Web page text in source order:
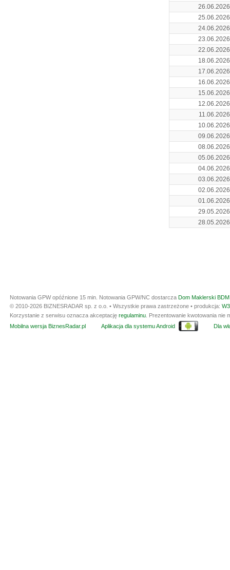
26.06.2026
25.06.2026
24.06.2026
23.06.2026
22.06.2026
18.06.2026
17.06.2026
16.06.2026
15.06.2026
12.06.2026
11.06.2026
10.06.2026
09.06.2026
08.06.2026
05.06.2026
04.06.2026
03.06.2026
02.06.2026
01.06.2026
29.05.2026
28.05.2026
Notowania GPW opóźnione 15 min. Notowania GPW/NC dostarcza Dom Maklerski
© 2010-2026 BIZNESRADAR sp. z o.o. • Wszystkie prawa zastrzeżone • produkcja:
Korzystanie z serwisu oznacza akceptację regulaminu . Prezentowanie kwotowania
Mobilna wersja BiznesRadar.pl
Aplikacja dla systemu Android Dla